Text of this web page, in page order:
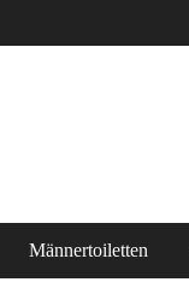
Männertoiletten